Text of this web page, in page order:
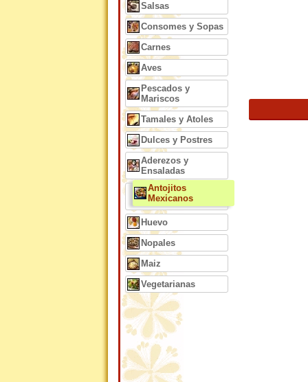
Salsas
Consomes y Sopas
Carnes
Aves
Pescados y
Mariscos
Tamales y Atoles
Dulces y Postres
Aderezos y
Ensaladas
Antojitos
Mexicanos
Huevo
Nopales
Maiz
Vegetarianas